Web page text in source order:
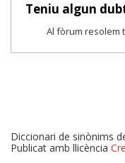
Teniu algun
Al fòrum resolem
Diccionari de sinònims
Publicat amb llicència